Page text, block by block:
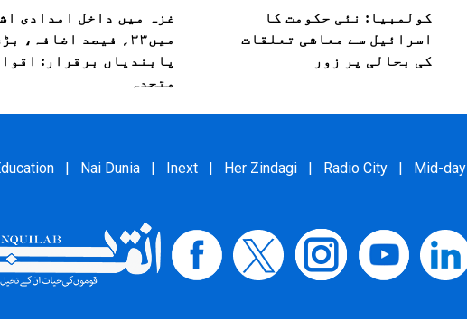
کولمبیا: نئی حکومت کا
اسرائیل سے معاشی تعلقات
کی بحالی پر زور
غزہ میں داخل امدادی
میں۳۳؍ فیصد اضافہ،
پابندیاں برقرار:
متحدہ
| Nai Dunia | Inext | Her Zindagi | Radio City | Mid-day